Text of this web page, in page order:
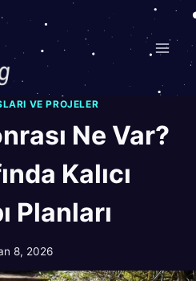
VE PROJELER
Ne Var?
Kalıcı
Planları
8, 2026